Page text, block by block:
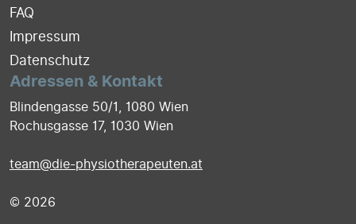
FAQ
Impressum
Datenschutz
Adressen & Kontakt
Blindengasse 50/1, 1080 Wien
Rochusgasse 17, 1030 Wien
team@die-physiotherapeuten.at
© 2026